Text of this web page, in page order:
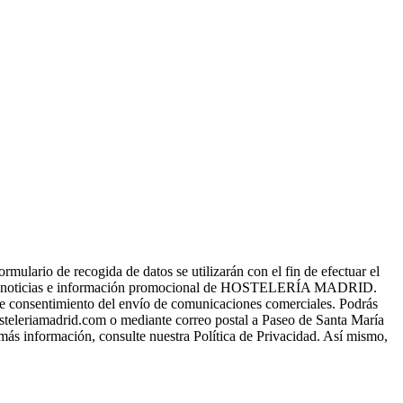
de recogida de datos se utilizarán con el fin de efectuar el
e información promocional de HOSTELERÍA MADRID.
del envío de comunicaciones comerciales. Podrás
o mediante correo postal a Paseo de Santa María
información, consulte nuestra Política de Privacidad. Así mismo,